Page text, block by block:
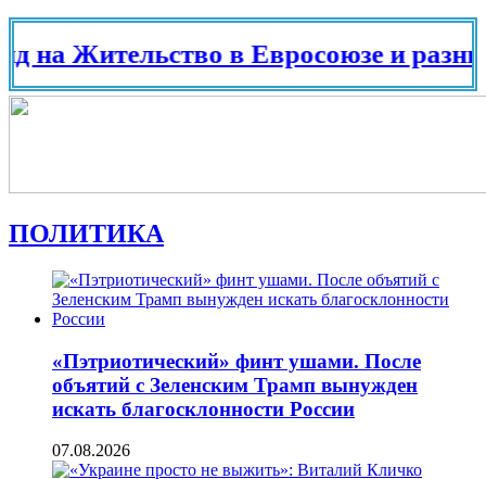
в Евросоюзе и разных
ПОЛИТИКА
«Пэтриотический» финт ушами. После
объятий с Зеленским Трамп вынужден
искать благосклонности России
07.08.2026